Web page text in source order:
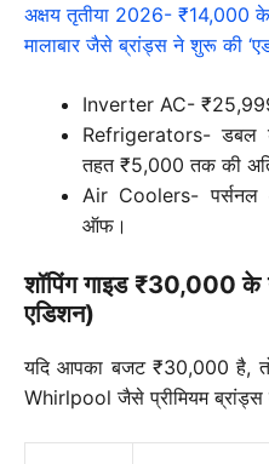
अक्षय तृतीया 2026- ₹14,000 के
मालाबार जैसे ब्रांड्स ने शुरू की
Inverter AC-
Refrigerators- डबल
तहत ₹5,000 तक की
Air Coolers-
ऑफ।
शॉपिंग गाइड ₹30,000
एडिशन)
यदि आपका बजट ₹30,000 है,
Whirlpool जैसे प्रीमियम